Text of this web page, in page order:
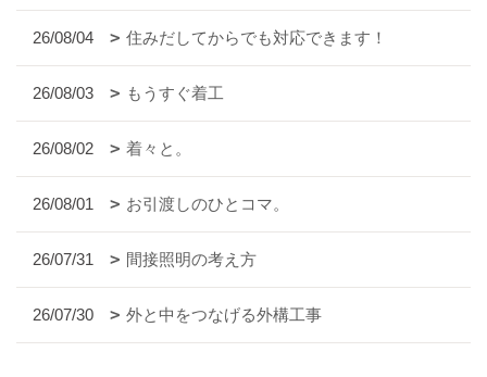
26/08/04 住みだしてからでも対応できます！
26/08/03 もうすぐ着工
26/08/02 着々と。
26/08/01 お引渡しのひとコマ。
26/07/31 間接照明の考え方
26/07/30 外と中をつなげる外構工事